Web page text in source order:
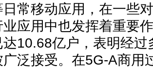
常移动应用，在一些
应用中也发挥着重要
10.68亿户，表明经过
泛接受。在5G-A商用